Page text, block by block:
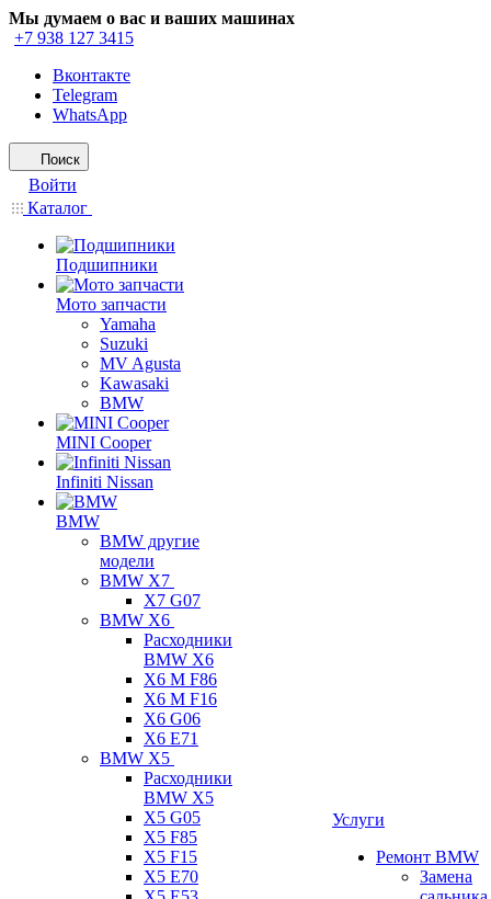
Мы думаем о вас и ваших машинах
+7 938 127 3415
Вконтакте
Telegram
WhatsApp
Поиск
Войти
Каталог
Подшипники
Мото запчасти
Yamaha
Suzuki
MV Agusta
Kawasaki
BMW
MINI Cooper
Infiniti Nissan
BMW
BMW другие
модели
BMW X7
X7 G07
BMW X6
Расходники
BMW X6
X6 M F86
X6 M F16
X6 G06
X6 E71
BMW X5
Расходники
BMW X5
X5 G05
X5 F85
X5 F15
X5 E70
Услуги
Ремонт BMW
Замена